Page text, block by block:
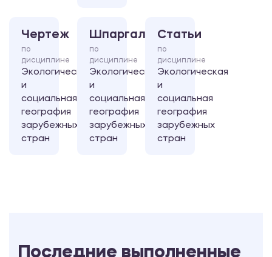
Чертеж
по
дисциплине
Экологическая
и
социальная
география
зарубежных
стран
Шпаргалка
по
дисциплине
Экологическая
и
социальная
география
зарубежных
стран
Статьи
по
дисциплине
Экологическая
и
социальная
география
зарубежных
стран
Последние выполненные